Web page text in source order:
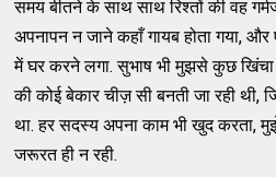
समय बीतने के साथ साथ रिश्तों की वह
अपनापन न जाने कहाँ गायब होता गया,
में घर करने लगा. सुभाष भी मुझसे कुछ
की कोई बेकार चीज़ सी बनती जा रही
था. हर सदस्य अपना काम भी खुद करता,
जरूरत ही न रही.